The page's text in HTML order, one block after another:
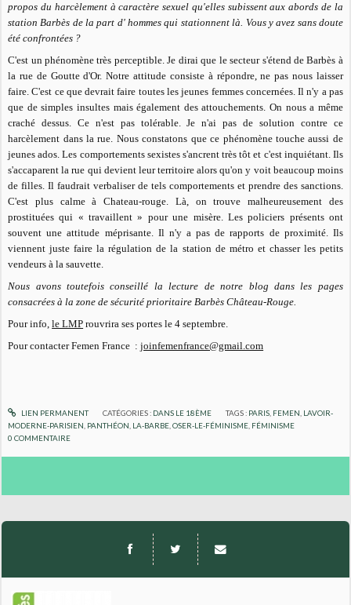
propos du harcèlement à caractère sexuel qu'elles subissent aux abords de la
station Barbès de la part d' hommes qui stationnent là. Vous y avez sans doute
été confrontées ?
C'est un phénomène très perceptible. Je dirai que le secteur s'étend de Barbès à
la rue de Goutte d'Or. Notre attitude consiste à répondre, ne pas nous laisser
faire. C'est ce que devrait faire toutes les jeunes femmes concernées. Il n'y a pas
que de simples insultes mais également des attouchements. On nous a même
craché dessus. Ce n'est pas tolérable. Je n'ai pas de solution contre ce
harcèlement dans la rue. Nous constatons que ce phénomène touche aussi de
jeunes ados. Les comportements sexistes s'ancrent très tôt et c'est inquiétant. Ils
s'accaparent la rue qui devient leur territoire alors qu'on y voit beaucoup moins
de filles. Il faudrait verbaliser de tels comportements et prendre des sanctions.
C'est plus calme à Chateau-rouge. Là, on trouve malheureusement des
prostituées qui « travaillent » pour une misère. Les policiers présents ont
souvent une attitude méprisante. Il n'y a pas de rapports de proximité. Ils
viennent juste faire la régulation de la station de métro et chasser les petits
vendeurs à la sauvette.
Nous avons toutefois conseillé la lecture de notre blog dans les pages
consacrées à la zone de sécurité prioritaire BarbèsChâteau-Rouge.
Pour info,le LMP rouvrira ses portes le 4 septembre.
Pour contacter Femen France :joinfemenfrance@gmail.com
LIEN PERMANENT CATÉGORIES : DANS LE 18ÈME TAGS : PARIS FEMEN LAVOIR-
MODERNE-PARISIEN PANTHÉON LA-BARBE ,OSER-LE-FÉMINISME FÉMINISME
0 COMMENTAIRE